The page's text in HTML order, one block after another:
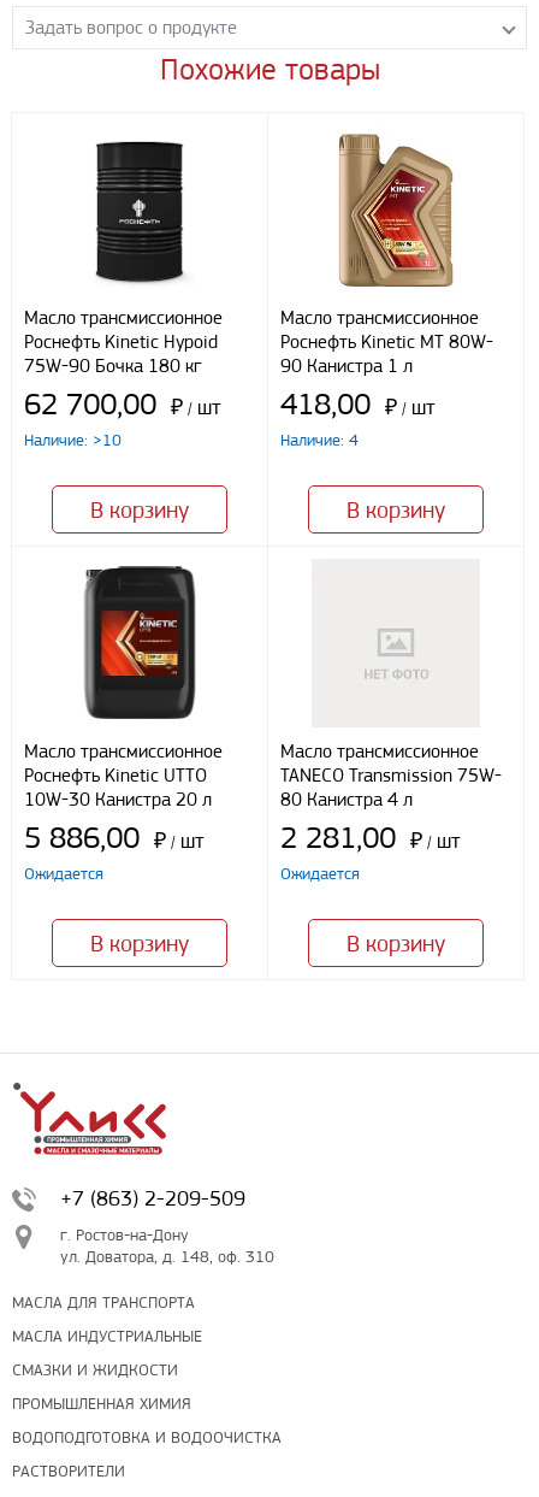
Задать вопрос о продукте
Задайте нашим менеджерам вопрос о данном продукте.
персональных данных, в соответствии с федеральным законом от
27.07.2006 N152 ФЗ «О персональных данных», на условиях
целей, определенныхПолитикой конфиденциальности
Отправить
Похожие товары
Масло трансмиссионное
Роснефть Kinetic Hypoid
75W-90 Бочка 180 кг
62 700,00 ₽ / шт
Наличие: >10
В корзину
Масло трансмиссионное
Роснефть Kinetic MT 80W-
90 Канистра 1 л
418,00 ₽ / шт
Наличие: 4
В корзину
Масло трансмиссионное
Роснефть Kinetic UTTO
10W-30 Канистра 20 л
5 886,00 ₽ / шт
Ожидается
В корзину
Масло трансмиссионное
TANECO Transmission 75W-
80 Канистра 4 л
2 281,00 ₽ / шт
Ожидается
В корзину
+7 (863) 2-209-509
г. Ростов-на-Дону
ул. Доватора, д. 148, оф. 310
МАСЛА ДЛЯ ТРАНСПОРТА
МАСЛА ИНДУСТРИАЛЬНЫЕ
СМАЗКИ И ЖИДКОСТИ
ПРОМЫШЛЕННАЯ ХИМИЯ
ВОДОПОДГОТОВКА И ВОДООЧИСТКА
РАСТВОРИТЕЛИ